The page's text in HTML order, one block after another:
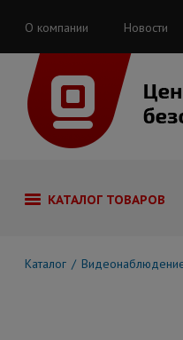
О компании Новости
КАТАЛОГ ТОВАРОВ
Каталог